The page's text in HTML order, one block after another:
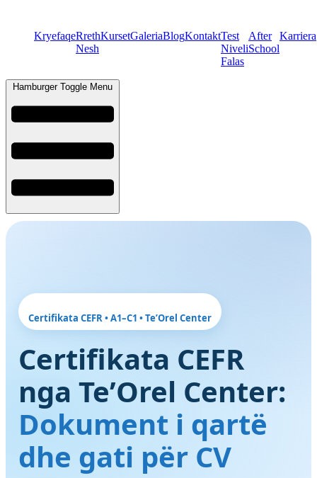
KryefaqeRreth
Nesh
KursetGaleriaBlogKontaktTest
Niveli
Falas
After
School
Karriera
Hamburger Toggle Menu
Certifikata CEFR • A1–C1 • Te’Orel Center
Certifikata CEFR
nga Te’Orel Center:
Dokument i qartë
dhe gati për CV